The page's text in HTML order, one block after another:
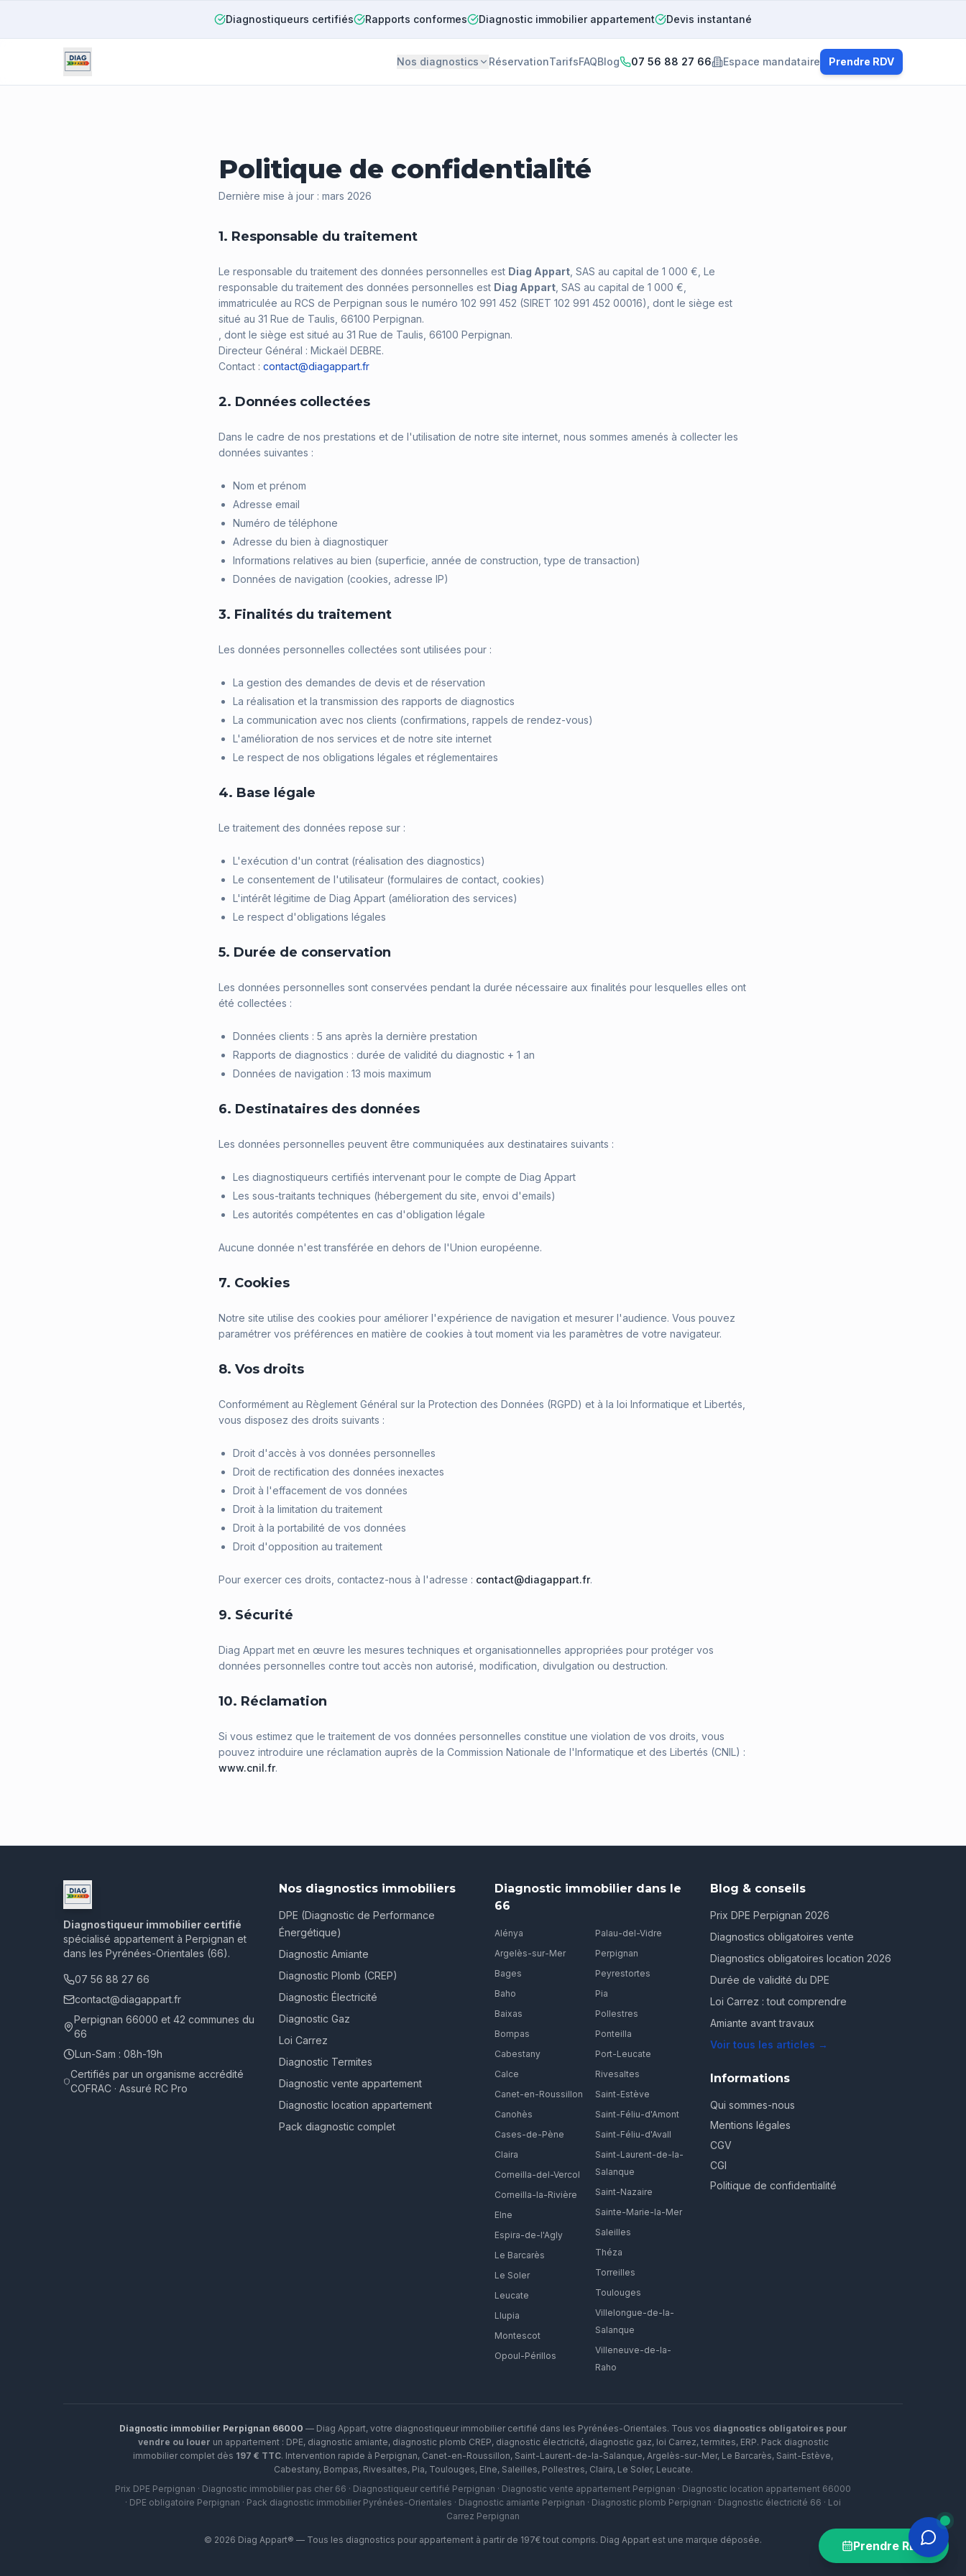
Diagnostiqueurs certifiés Rapports conformes Diagnostic immobilier appartement Devis instantané
Nos diagnostics RéservationTarifsFAQBlog 07 56 88 27 66 Espace mandataire Prendre RDV
Politique de confidentialité
Dernière mise à jour : mars 2026
1. Responsable du traitement
Le responsable du traitement des données personnelles est Diag Appart , SAS au capital de 1 000 €, Le
responsable du traitement des données personnelles est Diag Appart , SAS au capital de 1 000 €,
immatriculée au RCS de Perpignan sous le numéro 102 991 452 (SIRET 102 991 452 00016), dont le siège est
situé au 31 Rue de Taulis, 66100 Perpignan.
, dont le siège est situé au 31 Rue de Taulis, 66100 Perpignan.
Directeur Général : Mickaël DEBRE.
Contact : contact@diagappart.fr
2. Données collectées
Dans le cadre de nos prestations et de l'utilisation de notre site internet, nous sommes amenés à collecter les
données suivantes :
Nom et prénom
Adresse email
Numéro de téléphone
Adresse du bien à diagnostiquer
Informations relatives au bien (superficie, année de construction, type de transaction)
Données de navigation (cookies, adresse IP)
3. Finalités du traitement
Les données personnelles collectées sont utilisées pour :
La gestion des demandes de devis et de réservation
La réalisation et la transmission des rapports de diagnostics
La communication avec nos clients (confirmations, rappels de rendez-vous)
L'amélioration de nos services et de notre site internet
Le respect de nos obligations légales et réglementaires
4. Base légale
Le traitement des données repose sur :
L'exécution d'un contrat (réalisation des diagnostics)
Le consentement de l'utilisateur (formulaires de contact, cookies)
L'intérêt légitime de Diag Appart (amélioration des services)
Le respect d'obligations légales
5. Durée de conservation
Les données personnelles sont conservées pendant la durée nécessaire aux finalités pour lesquelles elles ont
été collectées :
Données clients : 5 ans après la dernière prestation
Rapports de diagnostics : durée de validité du diagnostic + 1 an
Données de navigation : 13 mois maximum
6. Destinataires des données
Les données personnelles peuvent être communiquées aux destinataires suivants :
Les diagnostiqueurs certifiés intervenant pour le compte de Diag Appart
Les sous-traitants techniques (hébergement du site, envoi d'emails)
Les autorités compétentes en cas d'obligation légale
Aucune donnée n'est transférée en dehors de l'Union européenne.
7. Cookies
Notre site utilise des cookies pour améliorer l'expérience de navigation et mesurer l'audience. Vous pouvez
paramétrer vos préférences en matière de cookies à tout moment via les paramètres de votre navigateur.
8. Vos droits
Conformément au Règlement Général sur la Protection des Données (RGPD) et à la loi Informatique et Libertés,
vous disposez des droits suivants :
Droit d'accès à vos données personnelles
Droit de rectification des données inexactes
Droit à l'effacement de vos données
Droit à la limitation du traitement
Droit à la portabilité de vos données
Droit d'opposition au traitement
Pour exercer ces droits, contactez-nous à l'adresse : contact@diagappart.fr.
9. Sécurité
Diag Appart met en œuvre les mesures techniques et organisationnelles appropriées pour protéger vos
données personnelles contre tout accès non autorisé, modification, divulgation ou destruction.
10. Réclamation
Si vous estimez que le traitement de vos données personnelles constitue une violation de vos droits, vous
pouvez introduire une réclamation auprès de la Commission Nationale de l'Informatique et des Libertés (CNIL) :
www.cnil.fr.
Diagnostiqueur immobilier certifié
spécialisé appartement à Perpignan et
dans les Pyrénées-Orientales (66).
07 56 88 27 66
contact@diagappart.fr
Perpignan 66000 et 42 communes du
66
Lun-Sam : 08h-19h
Certifiés par un organisme accrédité
COFRAC · Assuré RC Pro
Nos diagnostics immobiliers
DPE (Diagnostic de Performance
Énergétique)
Diagnostic Amiante
Diagnostic Plomb (CREP)
Diagnostic Électricité
Diagnostic Gaz
Loi Carrez
Diagnostic Termites
Diagnostic vente appartement
Diagnostic location appartement
Pack diagnostic complet
Diagnostic immobilier dans le
66
Alénya
Argelès-sur-Mer
Bages
Baho
Baixas
Bompas
Cabestany
Calce
Canet-en-Roussillon
Canohès
Cases-de-Pène
Claira
Corneilla-del-Vercol
Corneilla-la-Rivière
Elne
Espira-de-l'Agly
Le Barcarès
Le Soler
Leucate
Llupia
Montescot
Opoul-Périllos
Palau-del-Vidre
Perpignan
Peyrestortes
Pia
Pollestres
Ponteilla
Port-Leucate
Rivesaltes
Saint-Estève
Saint-Féliu-d'Amont
Saint-Féliu-d'Avall
Saint-Laurent-de-la-
Salanque
Saint-Nazaire
Sainte-Marie-la-Mer
Saleilles
Théza
Torreilles
Toulouges
Villelongue-de-la-
Salanque
Villeneuve-de-la-
Raho
Blog & conseils
Prix DPE Perpignan 2026
Diagnostics obligatoires vente
Diagnostics obligatoires location 2026
Durée de validité du DPE
Loi Carrez : tout comprendre
Amiante avant travaux
Voir tous les articles →
Informations
Qui sommes-nous
Mentions légales
CGV
CGI
Politique de confidentialité
Diagnostic immobilier Perpignan 66000 — Diag Appart, votre diagnostiqueur immobilier certifié dans les Pyrénées-Orientales. Tous vos diagnostics obligatoires pour
vendre ou louer un appartement : DPE, diagnostic amiante, diagnostic plomb CREP, diagnostic électricité, diagnostic gaz, loi Carrez, termites, ERP. Pack diagnostic
immobilier complet dès 197 € TTC. Intervention rapide à Perpignan, Canet-en-Roussillon, Saint-Laurent-de-la-Salanque, Argelès-sur-Mer, Le Barcarès, Saint-Estève,
Cabestany, Bompas, Rivesaltes, Pia, Toulouges, Elne, Saleilles, Pollestres, Claira, Le Soler, Leucate.
Prix DPE Perpignan · Diagnostic immobilier pas cher 66 · Diagnostiqueur certifié Perpignan · Diagnostic vente appartement Perpignan · Diagnostic location appartement 66000
· DPE obligatoire Perpignan · Pack diagnostic immobilier Pyrénées-Orientales · Diagnostic amiante Perpignan · Diagnostic plomb Perpignan · Diagnostic électricité 66 · Loi
Carrez Perpignan
© 2026 Diag Appart® — Tous les diagnostics pour appartement à partir de 197€ tout compris. Diag Appart est une marque déposée. Prendre RDV